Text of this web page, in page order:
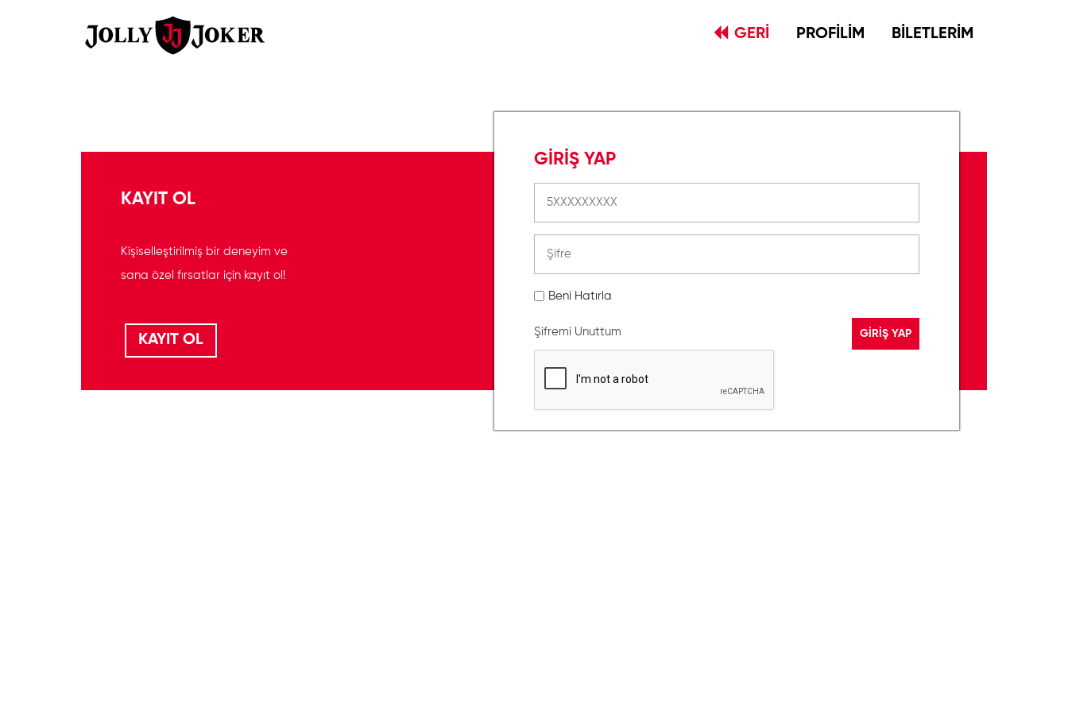
GERİ PROFİLİM BİLETLERİM
GİRİŞ YAP
Beni Hatırla
Şifremi Unuttum
KAYIT OL
Kişiselleştirilmiş bir deneyim ve
sana özel fırsatlar için kayıt ol!
KAYIT OL